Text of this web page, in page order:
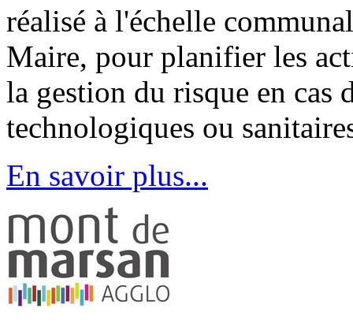
réalisé à l'échelle
Maire, pour planifier les
la gestion du risque en cas
technologiques ou
En savoir plus...